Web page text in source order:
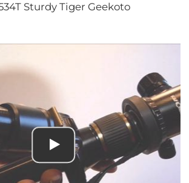
Sturdy Tiger Geekoto